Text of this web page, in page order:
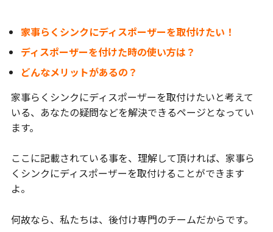
家事らくシンクにディスポーザーを取付けたい！
ディスポーザーを付けた時の使い方は？
どんなメリットがあるの？
家事らくシンクにディスポーザーを取付けたいと考えて
いる、あなたの疑問などを解決できるページとなってい
ます。
ここに記載されている事を、理解して頂ければ、家事ら
くシンクにディスポーザーを取付けることができます
よ。
何故なら、私たちは、後付け専門のチームだからです。